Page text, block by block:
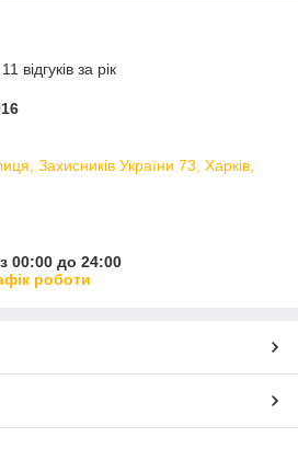
відгуків за рік
Захисників України 73, Харків,
00:00 до 24:00
роботи